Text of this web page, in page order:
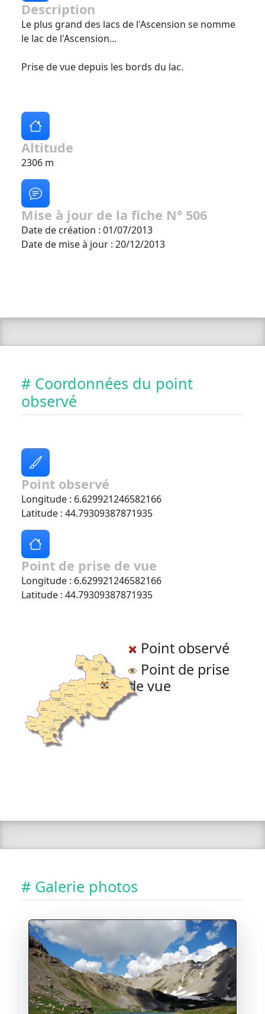
Description
Le plus grand des lacs de l'Ascension se nomme
le lac de l'Ascension...
Prise de vue depuis les bords du lac.
Altitude
2306 m
Mise à jour de la fiche N° 506
Date de création : 01/07/2013
Date de mise à jour : 20/12/2013
# Coordonnées du point
observé
Point observé
Longitude : 6.629921246582166
Latitude : 44.79309387871935
Point de prise de vue
Longitude : 6.629921246582166
Latitude : 44.79309387871935
Point observé
Point de prise
de vue
# Galerie photos